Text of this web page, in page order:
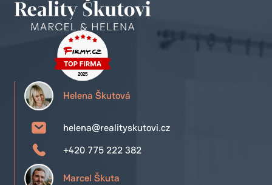
Helena Škutová
helena@realityskutovi.cz
+420 775 222 382
Marcel Škuta